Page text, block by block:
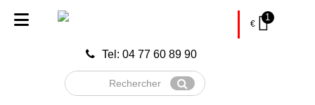
Tel: 04 77 60 89 90
Rechercher
Envoyer
€
1